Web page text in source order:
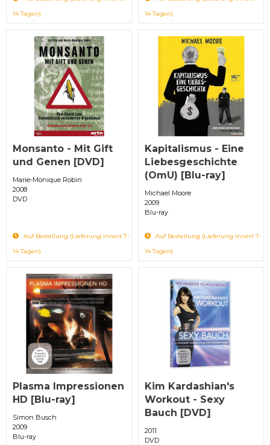
14 Tagen)
14 Tagen)
Monsanto - Mit Gift
und Genen [DVD]
Marie-Monique Robin
2008
DVD
Auf Bestellung (Lieferung innert 7-
14 Tagen)
Kapitalismus - Eine
Liebesgeschichte
(OmU) [Blu-ray]
Michael Moore
2009
Blu-ray
Auf Bestellung (Lieferung innert 7-
14 Tagen)
Plasma Impressionen
HD [Blu-ray]
Simon Busch
2009
Blu-ray
Kim Kardashian's
Workout - Sexy
Bauch [DVD]
2011
DVD